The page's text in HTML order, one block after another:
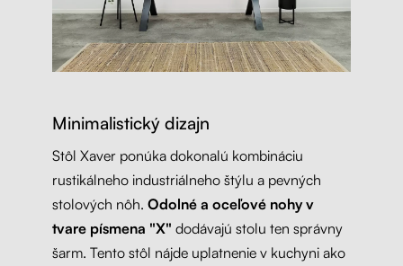
Minimalistický dizajn
Stôl Xaver ponúka dokonalú kombináciu
rustikálneho industriálneho štýlu a pevných
stolových nôh. Odolné a oceľové nohy v
tvare písmena "X" dodávajú stolu ten správny
šarm. Tento stôl nájde uplatnenie v kuchyni ako